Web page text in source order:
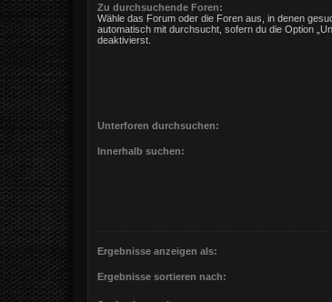
Zu durchsuchende Foren:
Wähle das Forum oder die Foren aus, in denen
automatisch mit durchsucht, sofern du die Option
deaktivierst.
Unterforen durchsuchen:
Innerhalb suchen:
Ergebnisse anzeigen als:
Ergebnisse sortieren nach: